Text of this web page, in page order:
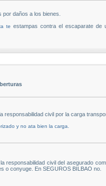
daños a los bienes.
teestampas contra el escaparate de
responsabilidad civil por la carga
y no ata bien la carga.
responsabilidad civil del asegurado
o conyuge. En SEGUROS BILBAO no.